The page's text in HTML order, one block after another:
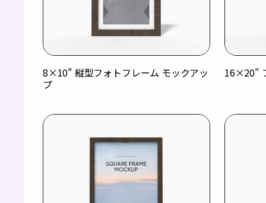
8×10" 縦型フォトフレーム モックアッ
プ
16×20"